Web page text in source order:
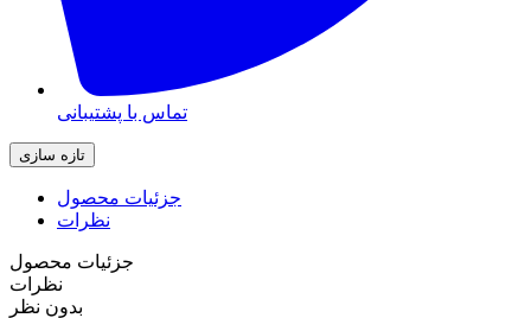
تماس با پشتیبانی
جزئیات محصول
نظرات
جزئیات محصول
نظرات
بدون نظر